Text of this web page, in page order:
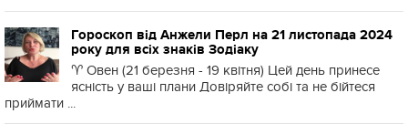
Гороскоп від Анжели Перл на 21 листопада 2024
року для всіх знаків Зодіаку
♈️ Овен (21 березня - 19 квітня) Цей день принесе
ясність у ваші плани Довіряйте собі та не бійтеся
приймати ...